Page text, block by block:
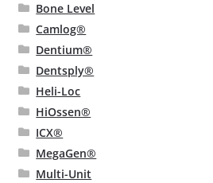
Bone Level
Camlog®
Dentium®
Dentsply®
Heli-Loc
HiOssen®
ICX®
MegaGen®
Multi-Unit